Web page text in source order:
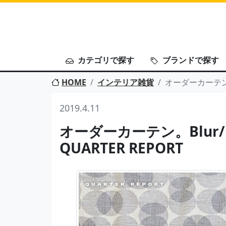
カテゴリで探す
ブランドで探す
HOME
インテリア雑貨 オーダーカーテ
2019.4.11
オーダーカーテン。
QUARTER REPORT